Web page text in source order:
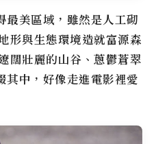
最美區域，雖然是人工砌
形與生態環境造就富源森
闊壯麗的山谷、蔥鬱蒼翠
其中，好像走進電影裡愛